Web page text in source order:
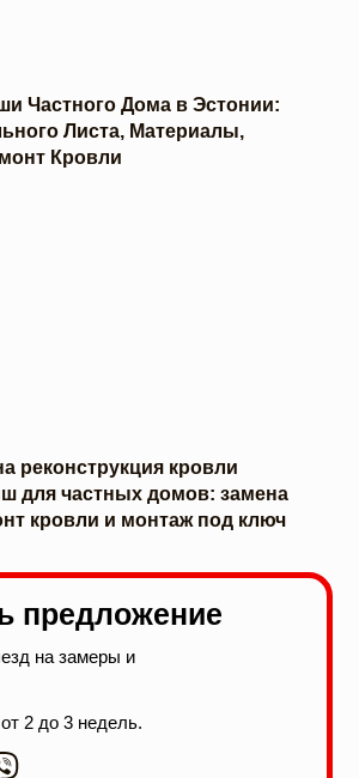
Частного Дома в Эстонии:
Листа, Материалы,
Кровли
реконструкция кровли
для частных домов: замена
кровли и монтаж под ключ
предложение
на замеры и
2 до 3 недель.